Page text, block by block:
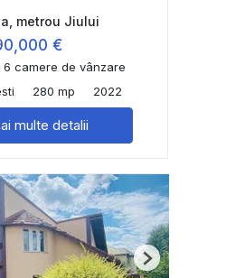
metrou Jiului
€
6 camere de vânzare
280 mp 2022
multe detalii
Next